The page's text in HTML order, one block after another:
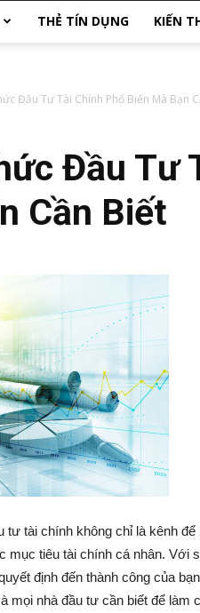
THẺ TÍN DỤNG KIẾN
Đầu Tư Tài Chính Phổ Biến Mà Bạn
Đầu Tư
Cần Biết
tư tài chính không chỉ là kênh
mục tiêu tài chính cá nhân. Với
định đến thành công của
mọi nhà đầu tư cần biết để làm